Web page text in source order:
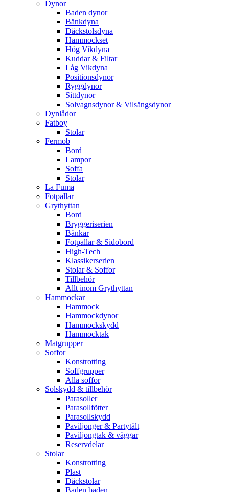
Dynor
Baden dynor
Bänkdyna
Däckstolsdyna
Hammockset
Hög Vikdyna
Kuddar & Filtar
Låg Vikdyna
Positionsdynor
Ryggdynor
Sittdynor
Solvagnsdynor & Vilsängsdynor
Dynlådor
Fatboy
Stolar
Fermob
Bord
Lampor
Soffa
Stolar
La Fuma
Fotpallar
Grythyttan
Bord
Bryggeriserien
Bänkar
Fotpallar & Sidobord
High-Tech
Klassikerserien
Stolar & Soffor
Tillbehör
Allt inom Grythyttan
Hammockar
Hammock
Hammockdynor
Hammockskydd
Hammocktak
Matgrupper
Soffor
Konstrotting
Soffgrupper
Alla soffor
Solskydd & tillbehör
Parasoller
Parasollfötter
Parasollskydd
Paviljonger & Partytält
Paviljongtak & väggar
Reservdelar
Stolar
Konstrotting
Plast
Däckstolar
Baden baden